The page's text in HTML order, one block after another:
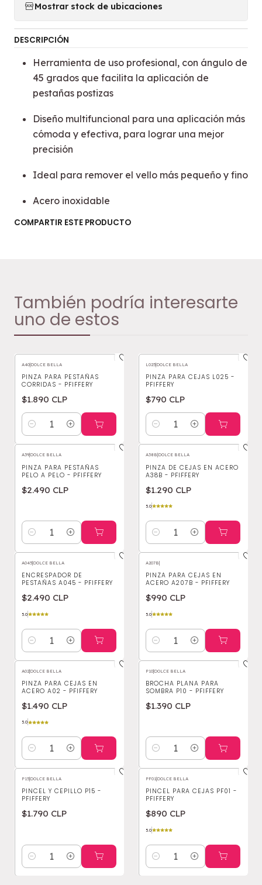
Mostrar stock de ubicaciones
DESCRIPCIÓN
Herramienta de uso profesional, con ángulo de
45 grados que facilita la aplicación de
pestañas postizas
Diseño multifuncional para una aplicación más
cómoda y efectiva, para lograr una mejor
precisión
Ideal para remover el vello más pequeño y fino
Acero inoxidable
COMPARTIR ESTE PRODUCTO
También podría interesarte
uno de estos
A40|DOLCE BELLA
PINZA PARA PESTAÑAS
CORRIDAS - PFIFFERY
$1.890 CLP
Cantidad
L025|DOLCE BELLA
PINZA PARA CEJAS L025 -
PFIFFERY
$790 CLP
Cantidad
A39|DOLCE BELLA
PINZA PARA PESTAÑAS
PELO A PELO - PFIFFERY
$2.490 CLP
Cantidad
A38B|DOLCE BELLA
PINZA DE CEJAS EN ACERO
A38B - PFIFFERY
$1.290 CLP
5.0
Cantidad
A045|DOLCE BELLA
ENCRESPADOR DE
PESTAÑAS A045 - PFIFFERY
$2.490 CLP
5.0
Cantidad
A207B|
PINZA PARA CEJAS EN
ACERO A207B - PFIFFERY
$990 CLP
5.0
Cantidad
A02|DOLCE BELLA
PINZA PARA CEJAS EN
ACERO A02 - PFIFFERY
$1.490 CLP
5.0
Cantidad
P10|DOLCE BELLA
BROCHA PLANA PARA
SOMBRA P10 - PFIFFERY
$1.390 CLP
Cantidad
P15|DOLCE BELLA
PINCEL Y CEPILLO P15 -
PFIFFERY
$1.790 CLP
Cantidad
PF01|DOLCE BELLA
PINCEL PARA CEJAS PF01 -
PFIFFERY
$890 CLP
5.0
Cantidad